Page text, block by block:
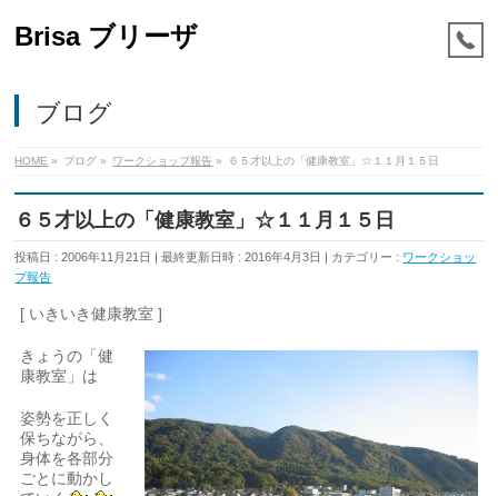
Brisa ブリーザ
ブログ
HOME » ブログ » ワークショップ報告 » ６５才以上の「健康教室」☆１１月１５日
６５才以上の「健康教室」☆１１月１５日
投稿日 : 2006年11月21日 最終更新日時 : 2016年4月3日 カテゴリー : ワークショッ
プ報告
[ いきいき健康教室 ]
きょうの「健
康教室」は
姿勢を正しく
保ちながら、
身体を各部分
ごとに動かし